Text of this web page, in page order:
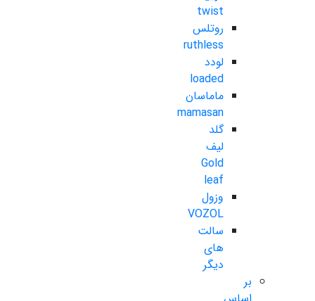
twist
روتلس
ruthless
لودد
loaded
ماماسان
mamasan
گلد
لیف
Gold
leaf
وزول
VOZOL
سالت
های
دیگر
بر